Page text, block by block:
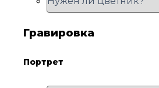
Гравировка
Портрет